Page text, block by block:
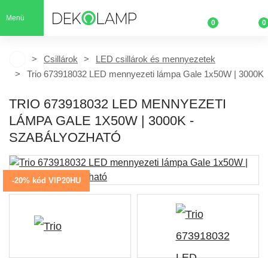
Menü
0 0
Csillárok
LED csillárok és mennyezetek
Trio 673918032 LED mennyezeti lámpa Gale 1x50W | 3000K
TRIO 673918032 LED MENNYEZETI
LÁMPA GALE 1X50W | 3000K -
SZABÁLYOZHATÓ
-20% kód VIP20HU